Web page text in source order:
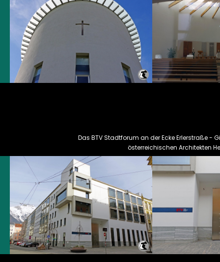
Das BTV Stadtforum an der Ecke Erlerstraße -
österreichischen Architekten